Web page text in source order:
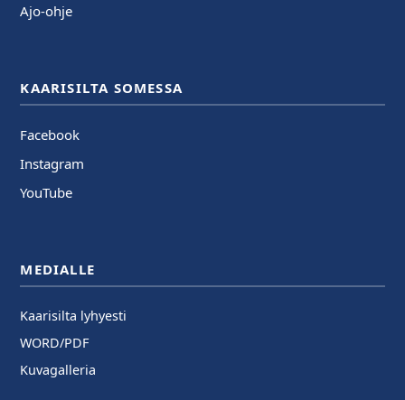
Ajo-ohje
KAARISILTA SOMESSA
Facebook
Instagram
YouTube
MEDIALLE
Kaarisilta lyhyesti
WORD/PDF
Kuvagalleria